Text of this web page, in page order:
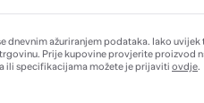
dnevnim ažuriranjem podataka. Iako uvijek
Prije kupovine provjerite proizvod
ili specifikacijama možete je prijaviti ovdje.